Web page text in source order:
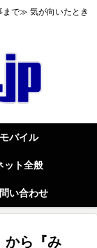
まで≫ 気が向いたとき
モバイル
ット全般
い合わせ
から『み